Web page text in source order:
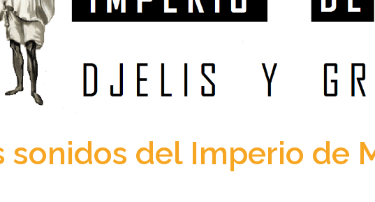
sonidos del Imperio de